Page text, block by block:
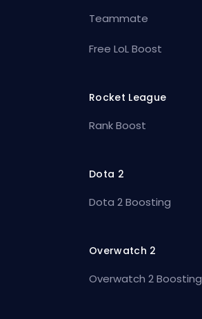
Teammate
Free LoL Boost
Rocket League
Rank Boost
Dota 2
Dota 2 Boosting
Overwatch 2
Overwatch 2 Boosting